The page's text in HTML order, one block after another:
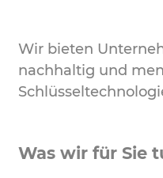
Wir bieten
nachhaltig und
Was wir für Sie